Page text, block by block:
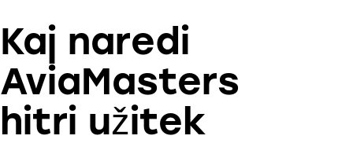
Kaj naredi
AviaMasters
hitri užitek